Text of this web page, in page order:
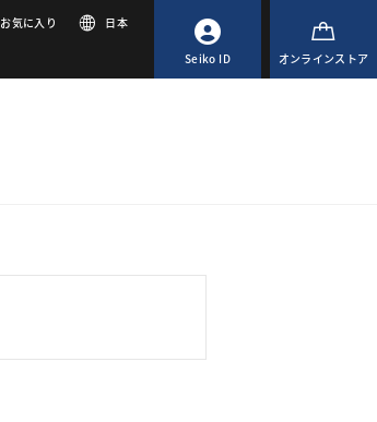
お気に入り 日本
Seiko ID オンラインストア